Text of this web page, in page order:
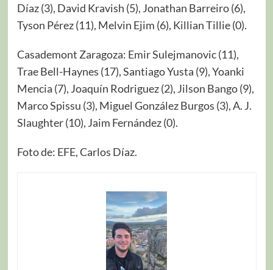
Díaz (3), David Kravish (5), Jonathan Barreiro (6),
Tyson Pérez (11), Melvin Ejim (6), Killian Tillie (0).
Casademont Zaragoza: Emir Sulejmanovic (11),
Trae Bell-Haynes (17), Santiago Yusta (9), Yoanki
Mencia (7), Joaquín Rodriguez (2), Jilson Bango (9),
Marco Spissu (3), Miguel González Burgos (3), A. J.
Slaughter (10), Jaim Fernández (0).
Foto de: EFE, Carlos Díaz.